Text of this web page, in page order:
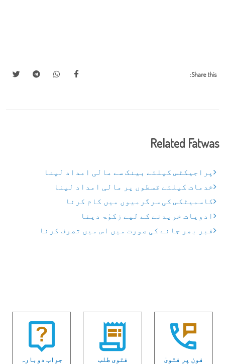
Share this:
Related Fatwas
پراجیکٹس کیلئے بینک سے مالی امداد لینا
خدمات کیلئے قسطوں پر مالی امداد لینا
کاسمیٹکس کی سرگرمیوں میں کام کرنا
ادویات خریدنے کے لیے زکوٰۃ دینا
قبر بھر جانے کی صورت میں اس میں تصرف کرنا
فون پر فتویٰ
فتوی طلب
جواب دوبارہ